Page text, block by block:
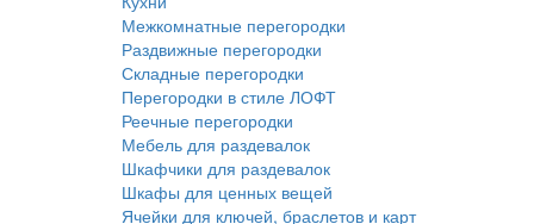
Межкомнатные перегородки
Раздвижные перегородки
Складные перегородки
Перегородки в стиле ЛОФТ
Реечные перегородки
Мебель для раздевалок
Шкафчики для раздевалок
Шкафы для ценных вещей
Ячейки для ключей, браслетов и карт